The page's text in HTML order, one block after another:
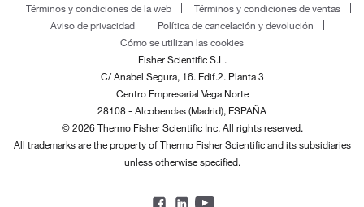
Términos y condiciones de la web
Términos y condiciones de ventas
Aviso de privacidad
Política de cancelación y devolución
Cómo se utilizan las cookies
Fisher Scientific S.L.
C/ Anabel Segura, 16. Edif.2. Planta 3
Centro Empresarial Vega Norte
28108 - Alcobendas (Madrid), ESPAÑA
© 2026 Thermo Fisher Scientific Inc. All rights reserved.
All trademarks are the property of Thermo Fisher Scientific and its subsidiaries
unless otherwise specified.